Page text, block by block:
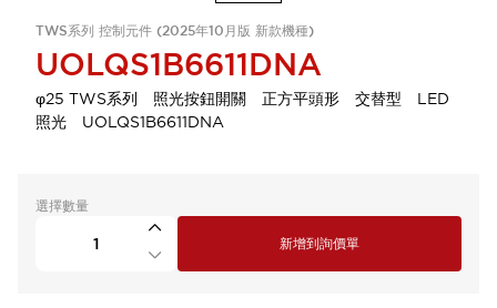
TWS系列 控制元件 (2025年10月版 新款機種)
UOLQS1B6611DNA
φ25 TWS系列 照光按鈕開關 正方平頭形 交替型 LED
照光 UOLQS1B6611DNA
選擇數量
新增到詢價單